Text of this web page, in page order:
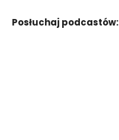
Posłuchaj podcastów: